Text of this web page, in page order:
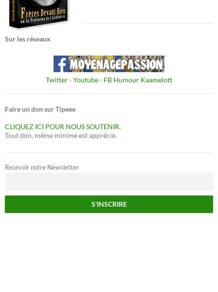
Sur les réseaux
Twitter- Youtube- FB Humour Kaamelott
Faire un don sur Tipeee
CLIQUEZ ICI POUR NOUS SOUTENIR.
Tout don, même minime est apprécié.
Recevoir notre Newsletter